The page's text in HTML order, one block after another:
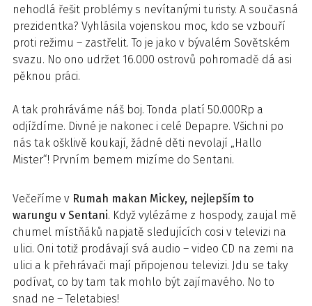
nehodlá řešit problémy s nevítanými turisty. A současná
prezidentka? Vyhlásila vojenskou moc, kdo se vzbouří
proti režimu – zastřelit. To je jako v bývalém Sovětském
svazu. No ono udržet 16.000 ostrovů pohromadě dá asi
pěknou práci.
A tak prohráváme náš boj. Tonda platí 50.000Rp a
odjíždíme. Divné je nakonec i celé Depapre. Všichni po
nás tak ošklivě koukají, žádné děti nevolají „Hallo
Mister“! Prvním bemem mizíme do Sentani.
Večeříme v Rumah makan Mickey, nejlepším to
warungu v Sentani. Když vylézáme z hospody, zaujal mě
chumel místňáků napjatě sledujících cosi v televizi na
ulici. Oni totiž prodávají svá audio – video CD na zemi na
ulici a k přehrávači mají připojenou televizi. Jdu se taky
podívat, co by tam tak mohlo být zajímavého. No to
snad ne – Teletabies!